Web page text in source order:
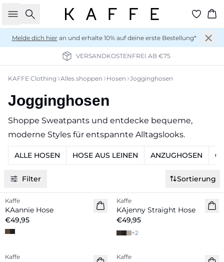
Suche
Melde dich hieran und erhalte 10% auf deine erste Bestellung*
VERSANDKOSTENFREI AB €75
KAFFE Clothing Alles shoppen Hosen Jogginghosen
Jogginghosen
Shoppe Sweatpants und entdecke bequeme,
moderne Styles für entspannte Alltagslooks.
ALLE HOSEN HOSE AUS LEINEN ANZUGHOSEN
Filter Sortierung
Neuheiten
Kaffe
KAannie Hose
€49,95
Neuheiten
Kaffe
KAjenny Straight Hose
€49,95
+2
Kaffe Kaffe